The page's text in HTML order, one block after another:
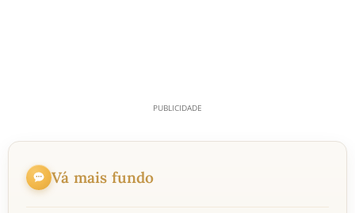
Vá mais fundo